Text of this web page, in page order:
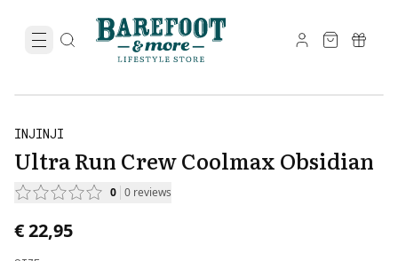
INJINJI
Ultra Run Crew Coolmax Obsidian
0 0 reviews
€ 22,95